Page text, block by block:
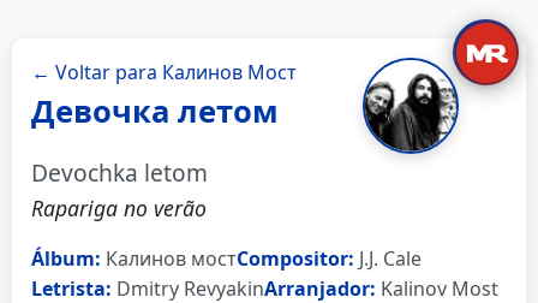
← Voltar para Калинов Мост
Девочка летом
Devochka letom
Rapariga no verão
Álbum: Калинов мостCompositor: J.J. Cale
Letrista: Dmitry RevyakinArranjador: Kalinov Most